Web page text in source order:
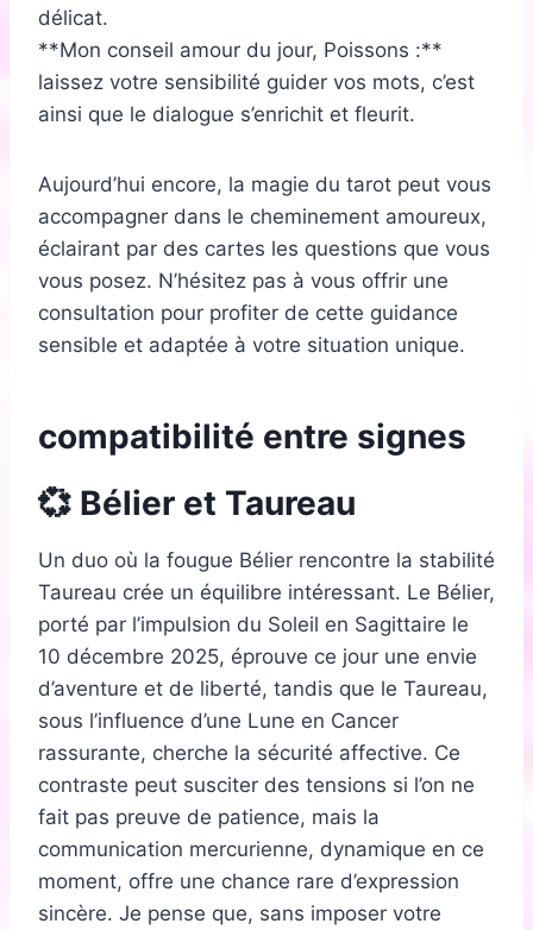
délicat.
**Mon conseil amour du jour, Poissons :**
laissez votre sensibilité guider vos mots, c’est
ainsi que le dialogue s’enrichit et fleurit.
Aujourd’hui encore, la magie du tarot peut vous
accompagner dans le cheminement amoureux,
éclairant par des cartes les questions que vous
vous posez. N’hésitez pas à vous offrir une
consultation pour profiter de cette guidance
sensible et adaptée à votre situation unique.
compatibilité entre signes
💞 Bélier et Taureau
Un duo où la fougue Bélier rencontre la stabilité
Taureau crée un équilibre intéressant. Le Bélier,
porté par l’impulsion du Soleil en Sagittaire le
10 décembre 2025, éprouve ce jour une envie
d’aventure et de liberté, tandis que le Taureau,
sous l’influence d’une Lune en Cancer
rassurante, cherche la sécurité affective. Ce
contraste peut susciter des tensions si l’on ne
fait pas preuve de patience, mais la
communication mercurienne, dynamique en ce
moment, offre une chance rare d’expression
sincère. Je pense que, sans imposer votre